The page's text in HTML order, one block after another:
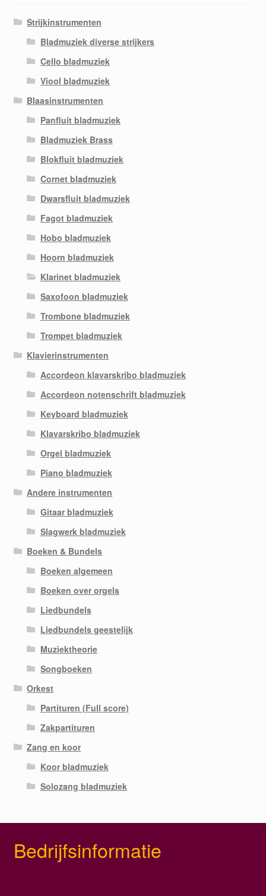
Strijkinstrumenten
Bladmuziek diverse strijkers
Cello bladmuziek
Viool bladmuziek
Blaasinstrumenten
Panfluit bladmuziek
Bladmuziek Brass
Blokfluit bladmuziek
Cornet bladmuziek
Dwarsfluit bladmuziek
Fagot bladmuziek
Hobo bladmuziek
Hoorn bladmuziek
Klarinet bladmuziek
Saxofoon bladmuziek
Trombone bladmuziek
Trompet bladmuziek
Klavierinstrumenten
Accordeon klavarskribo bladmuziek
Accordeon notenschrift bladmuziek
Keyboard bladmuziek
Klavarskribo bladmuziek
Orgel bladmuziek
Piano bladmuziek
Andere instrumenten
Gitaar bladmuziek
Slagwerk bladmuziek
Boeken & Bundels
Boeken algemeen
Boeken over orgels
Liedbundels
Liedbundels geestelijk
Muziektheorie
Songboeken
Orkest
Partituren (Full score)
Zakpartituren
Zang en koor
Koor bladmuziek
Solozang bladmuziek
Bedrijfsinformatie